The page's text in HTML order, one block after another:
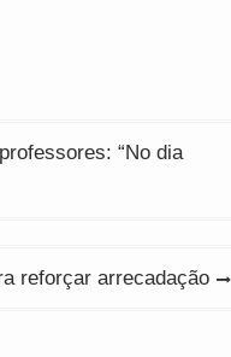
“No dia
reforçar arrecadação